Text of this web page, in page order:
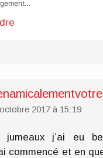
2017 à 15:19
jumeaux j’ai eu
commencé et en